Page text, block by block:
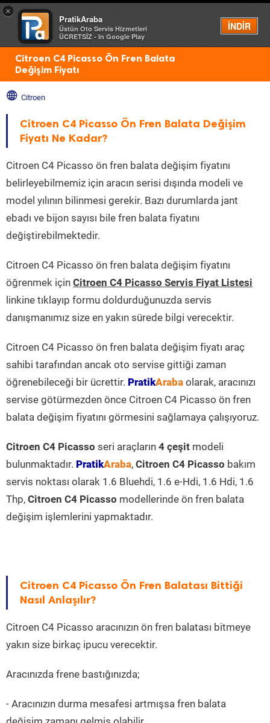
×
PratikAraba
Üstün Oto Servis Hizmetleri
ÜCRETSİZ - In Google Play
İNDİR
Menü
Citroen C4 Picasso Ön Fren Balata
Değişim Fiyatı
Citroen
Citroen C4 Picasso Ön Fren Balata Değişim
Fiyatı Ne Kadar?
Citroen C4 Picasso ön fren balata değişim fiyatını
belirleyebilmemiz için aracın serisi dışında modeli ve
model yılının bilinmesi gerekir. Bazı durumlarda jant
ebadı ve bijon sayısı bile fren balata fiyatını
değiştirebilmektedir.
Citroen C4 Picasso ön fren balata değişim fiyatını
öğrenmek için Citroen C4 Picasso Servis Fiyat Listesi
linkine tıklayıp formu doldurduğunuzda servis
danışmanımız size en yakın sürede bilgi verecektir.
Citroen C4 Picasso ön fren balata değişim fiyatı araç
sahibi tarafından ancak oto servise gittiği zaman
öğrenebileceği bir ücrettir. PratikAraba olarak, aracınızı
servise götürmezden önce Citroen C4 Picasso ön fren
balata değişim fiyatını görmesini sağlamaya çalışıyoruz.
Citroen C4 Picasso seri araçların 4 çeşit modeli
bulunmaktadır. PratikAraba, Citroen C4 Picasso bakım
servis noktası olarak 1.6 Bluehdi, 1.6 e-Hdi, 1.6 Hdi, 1.6
Thp, Citroen C4 Picasso modellerinde ön fren balata
değişim işlemlerini yapmaktadır.
Citroen C4 Picasso Ön Fren Balatası Bittiği
Nasıl Anlaşılır?
Citroen C4 Picasso aracınızın ön fren balatası bitmeye
yakın size birkaç ipucu verecektir.
Aracınızda frene bastığınızda;
- Aracınızın durma mesafesi artmışsa fren balata